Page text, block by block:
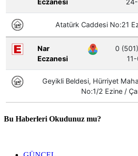
Bu Haberleri Okudunuz mu?